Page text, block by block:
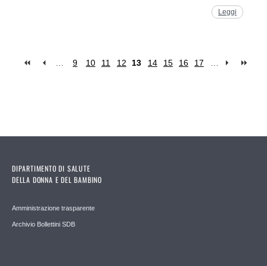
Leggi
9 10 11 12 13 14 15 16 17
DIPARTIMENTO DI SALUTE
DELLA DONNA E DEL BAMBINO
Amministrazione trasparente
Archivio Bollettini SDB